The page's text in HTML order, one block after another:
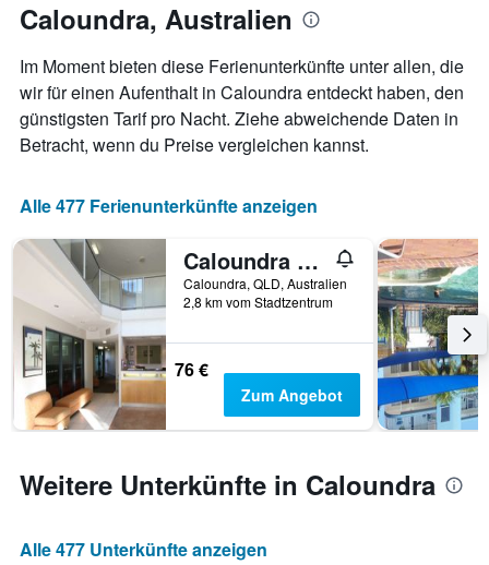
Aufenthaltsdatum
rückt.
Diagramm
hat
1
X-
Achse,
die
der
Tage
dem
Aufenthalt
anzeigt
Das
Diagramm
hat
1
die
Zimmerpreis
Caloundra, Australien
Im Moment bieten diese Ferienunterkünfte unter allen, die
wir für einen Aufenthalt in Caloundra entdeckt haben, den
günstigsten Tarif pro Nacht. Ziehe abweichende Daten in
Betracht, wenn du Preise vergleichen kannst.
Alle 477 Ferienunterkünfte anzeigen
Caloundra Central Apartment Hotel
Caloundra, QLD, Australien
2,8 km vom Stadtzentrum
76 €
Zum Angebot
Weitere Unterkünfte in Caloundra
Alle 477 Unterkünfte anzeigen